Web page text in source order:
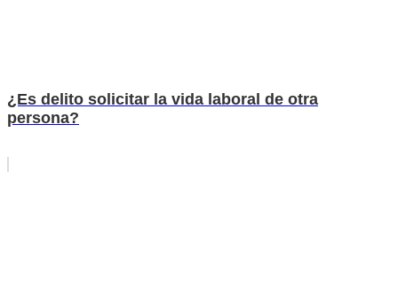
¿Es delito solicitar la vida laboral de otra
persona?